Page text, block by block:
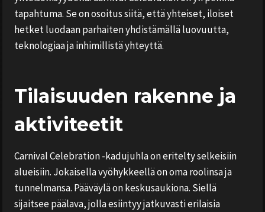
tapahtuma. Se on osoitus siitä, että yhteiset, iloiset
hetket luodaan parhaiten yhdistämällä luovuutta,
teknologiaa ja inhimillistä yhteyttä.
Tilaisuuden rakenne ja
aktiviteetit
Carnival Celebration -kadujuhla on eritelty selkeisiin
alueisiin. Jokaisella vyöhykkeellä on oma roolinsa ja
tunnelmansa. Pääväylä on keskusaukiona. Siellä
sijaitsee päälava, jolla esiintyy jatkuvasti erilaisia